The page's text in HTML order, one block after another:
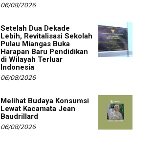
06/08/2026
Setelah Dua Dekade
Lebih, Revitalisasi Sekolah
Pulau Miangas Buka
Harapan Baru Pendidikan
di Wilayah Terluar
Indonesia
06/08/2026
Melihat Budaya Konsumsi
Lewat Kacamata Jean
Baudrillard
06/08/2026